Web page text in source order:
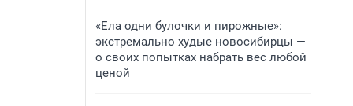
«Ела одни булочки и пирожные»:
экстремально худые новосибирцы —
о своих попытках набрать вес любой
ценой